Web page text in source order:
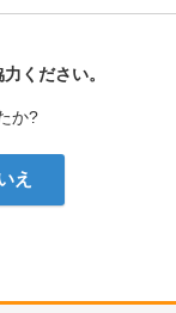
ください。
か?
え